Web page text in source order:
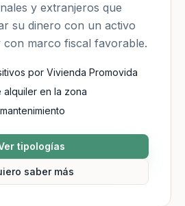
y extranjeros que
su dinero con un activo
con marco fiscal favorable.
por Vivienda Promovida
alquiler en la zona
tipologías
saber más